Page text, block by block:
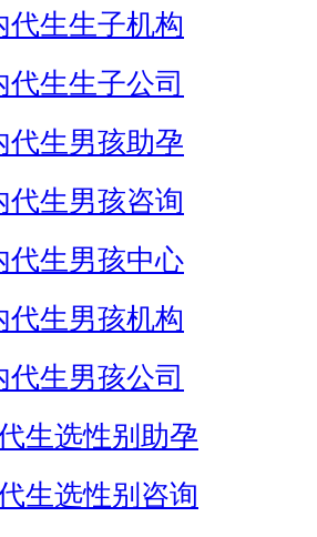
代生生子机构
代生生子公司
代生男孩助孕
代生男孩咨询
代生男孩中心
代生男孩机构
代生男孩公司
生选性别助孕
生选性别咨询